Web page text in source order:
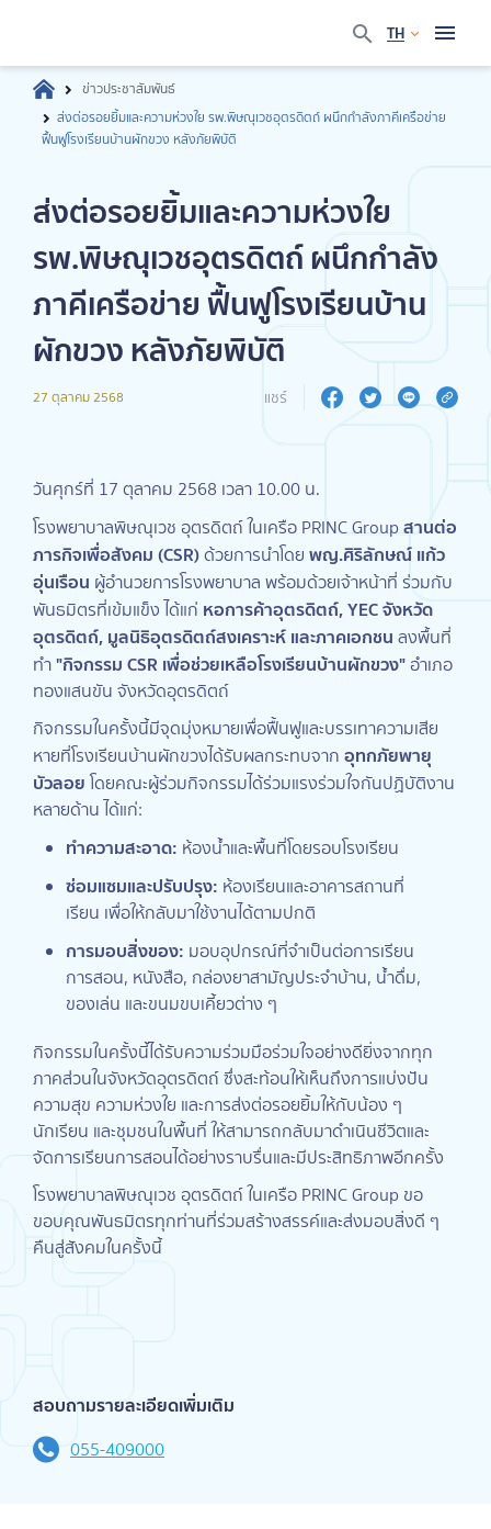
TH
ข่าวประชาสัมพันธ์
ส่งต่อรอยยิ้มและความห่วงใย รพ.พิษณุเวชอุตรดิตถ์ ผนึกกำลังภาคีเครือข่าย
ฟื้นฟูโรงเรียนบ้านผักขวง หลังภัยพิบัติ
ส่งต่อรอยยิ้มและความห่วงใย
รพ.พิษณุเวชอุตรดิตถ์ ผนึกกำลัง
ภาคีเครือข่าย ฟื้นฟูโรงเรียนบ้าน
ผักขวง หลังภัยพิบัติ
27 ตุลาคม 2568 แชร์
วันศุกร์ที่ 17 ตุลาคม 2568 เวลา 10.00 น.
โรงพยาบาลพิษณุเวช อุตรดิตถ์ ในเครือ PRINC Groupสานต่อ
ภารกิจเพื่อสังคม (CSR)ด้วยการนำโดย พญ.ศิริลักษณ์ แก้ว
อุ่นเรือน ผู้อำนวยการโรงพยาบาล พร้อมด้วยเจ้าหน้าที่ ร่วมกับ
พันธมิตรที่เข้มแข็ง ได้แก่ หอการค้าอุตรดิตถ์, YEC จังหวัด
อุตรดิตถ์, มูลนิธิอุตรดิตถ์สงเคราะห์ และภาคเอกชน ลงพื้นที่
ทำ"กิจกรรม CSR เพื่อช่วยเหลือโรงเรียนบ้านผักขวง"อำเภอ
ทองแสนขัน จังหวัดอุตรดิตถ์
กิจกรรมในครั้งนี้มีจุดมุ่งหมายเพื่อฟื้นฟูและบรรเทาความเสีย
หายที่โรงเรียนบ้านผักขวงได้รับผลกระทบจาก อุทกภัยพายุ
บัวลอย โดยคณะผู้ร่วมกิจกรรมได้ร่วมแรงร่วมใจกันปฏิบัติงาน
หลายด้าน ได้แก่:
ทำความสะอาด: ห้องน้ำและพื้นที่โดยรอบโรงเรียน
ซ่อมแซมและปรับปรุง: ห้องเรียนและอาคารสถานที่
เรียน เพื่อให้กลับมาใช้งานได้ตามปกติ
การมอบสิ่งของ: มอบอุปกรณ์ที่จำเป็นต่อการเรียน
การสอน, หนังสือ, กล่องยาสามัญประจำบ้าน, น้ำดื่ม,
ของเล่น และขนมขบเคี้ยวต่าง ๆ
กิจกรรมในครั้งนี้ได้รับความร่วมมือร่วมใจอย่างดียิ่งจากทุก
ภาคส่วนในจังหวัดอุตรดิตถ์ ซึ่งสะท้อนให้เห็นถึงการแบ่งปัน
ความสุข ความห่วงใย และการส่งต่อรอยยิ้มให้กับน้อง ๆ
นักเรียน และชุมชนในพื้นที่ ให้สามารถกลับมาดำเนินชีวิตและ
จัดการเรียนการสอนได้อย่างราบรื่นและมีประสิทธิภาพอีกครั้ง
โรงพยาบาลพิษณุเวช อุตรดิตถ์ ในเครือ PRINC Group ขอ
ขอบคุณพันธมิตรทุกท่านที่ร่วมสร้างสรรค์และส่งมอบสิ่งดี ๆ
คืนสู่สังคมในครั้งนี้
สอบถามรายละเอียดเพิ่มเติม
055-409000